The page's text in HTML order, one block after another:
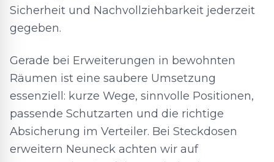
Sicherheit und Nachvollziehbarkeit jederzeit
gegeben.
Gerade bei Erweiterungen in bewohnten
Räumen ist eine saubere Umsetzung
essenziell: kurze Wege, sinnvolle Positionen,
passende Schutzarten und die richtige
Absicherung im Verteiler. Bei Steckdosen
erweitern Neuneck achten wir auf